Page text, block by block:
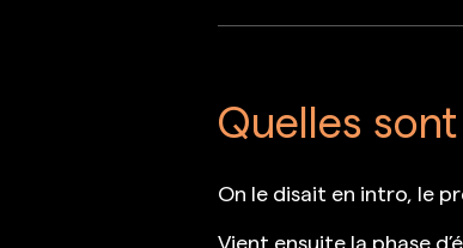
Quelles
On le disait en intro, le
Vient ensuite la phase